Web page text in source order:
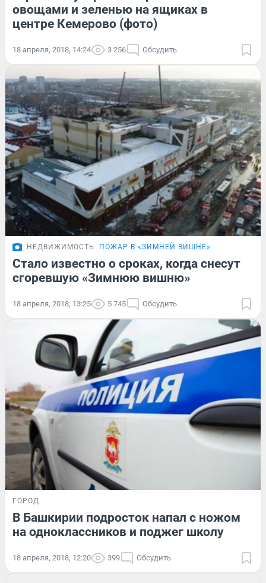
овощами и зеленью на ящиках в
центре Кемерово (фото)
18 апреля, 2018, 14:24 3 256 Обсудить
НЕДВИЖИМОСТЬ ПОЖАР В «ЗИМНЕЙ ВИШНЕ»
Стало известно о сроках, когда снесут
сгоревшую «Зимнюю вишню»
18 апреля, 2018, 13:25 5 745 Обсудить
ГОРОД
В Башкирии подросток напал с ножом
на одноклассников и поджег школу
18 апреля, 2018, 12:20 399 Обсудить